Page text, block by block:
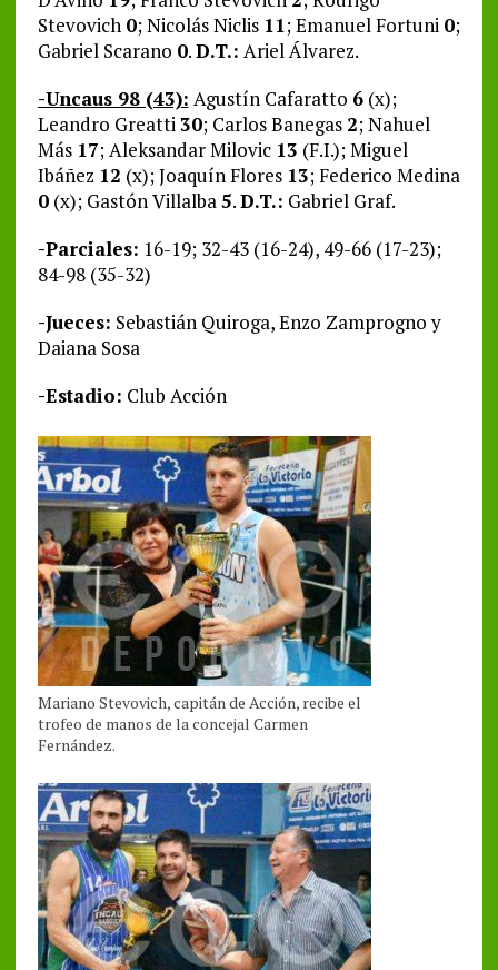
Stevovich 0; Nicolás Niclis 11; Emanuel Fortuni 0;
Gabriel Scarano 0.D.T.: Ariel Álvarez.
-Uncaus 98 (43): Agustín Cafaratto 6(x);
Leandro Greatti30; Carlos Banegas 2; Nahuel
Más 17; Aleksandar Milovic 13 (F.I.); Miguel
Ibáñez 12 (x); Joaquín Flores 13; Federico Medina
0(x); Gastón Villalba5.D.T.: Gabriel Graf.
-Parciales: 16-19; 32-43 (16-24), 49-66 (17-23);
84-98 (35-32)
-Jueces: Sebastián Quiroga, Enzo Zamprogno y
Daiana Sosa
-Estadio: Club Acción
Mariano Stevovich, capitán de Acción, recibe el
trofeo de manos de la concejal Carmen
Fernández.